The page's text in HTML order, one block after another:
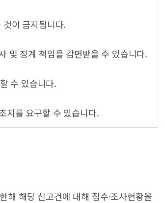
이 금지됩니다.
및 징계 책임을 감면받을 수 있습니다.
수 있습니다.
치를 요구할 수 있습니다.
해 해당 신고건에 대해 접수·조사현황을